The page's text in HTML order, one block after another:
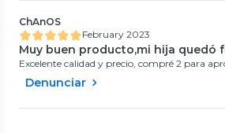
ChAnOS
February 2023
Muy buen producto,mi hija quedó
Excelente calidad y precio, compré 2 para
Denunciar